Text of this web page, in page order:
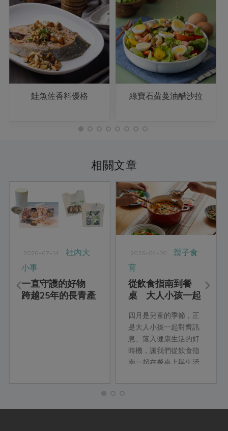
鮭魚佐香料優格 綠寶石蘿蔓油醋沙拉
相關文章
2026-07-14
社內大
小事
一直守護的好物
跨越25年的長青產
2026-04-30
親子食
育
從飲食指南到餐
桌 大人小孩一起
四月是兒童的季節，正
是大人小孩一起對齊訊
息、落入健康生活的好
時機，讓我們從飲食指
南一起在餐桌上與生活